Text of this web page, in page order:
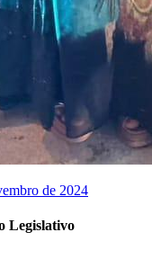
de 2024
Legislativo